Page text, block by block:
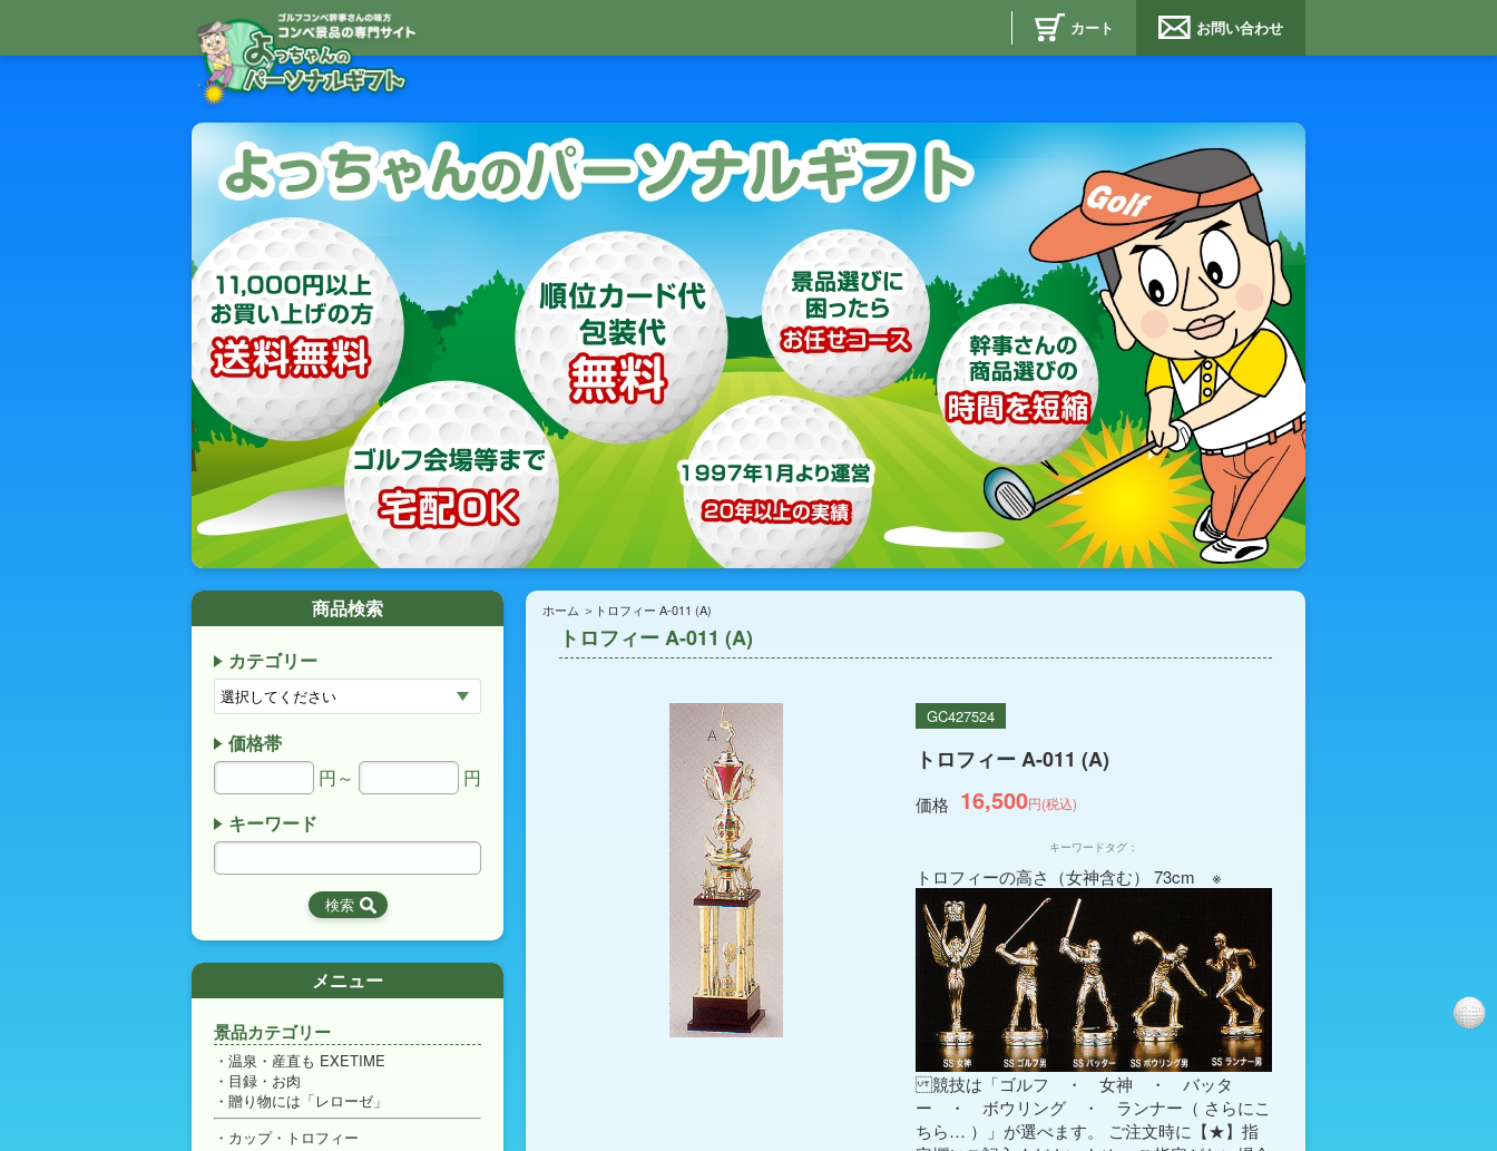
カート お問い合わせ
トロフィー A-011 (A)
ホーム トロフィー A-011 (A)
GC427524
トロフィー A-011 (A)
価格 16,500円(税込)
キーワードタグ：
トロフィーの高さ（女神含む） 73cm ※
競技は「ゴルフ ・ 女神 ・ バッタ
ー ・ ボウリング ・ ランナー（ さらにこ
ちら… ）」が選べます。 ご注文時に【★】指
商品検索
カテゴリー
価格帯
円～
円
キーワード
メニュー
景品カテゴリー
温泉・産直も EXETIME
目録・お肉
贈り物には「レローゼ」
カップ・トロフィー